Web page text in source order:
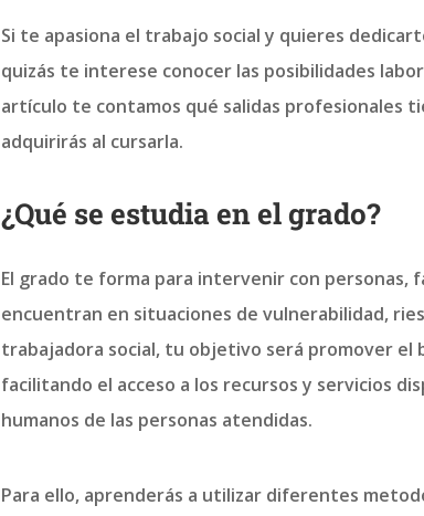
Si te apasiona el trabajo social y quieres
quizás te interese conocer las posibilidades
artículo te contamos qué salidas profesionales
adquirirás al cursarla.
¿Qué se estudia en el grado?
El grado te forma para intervenir con personas,
encuentran en situaciones de vulnerabilidad,
trabajadora social, tu objetivo será promover el
facilitando el acceso a los recursos y servicios
humanos de las personas atendidas.
Para ello, aprenderás a utilizar diferentes